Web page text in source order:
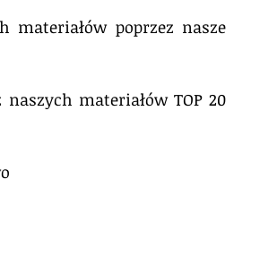
poprzez nasze
materiałów TOP 20